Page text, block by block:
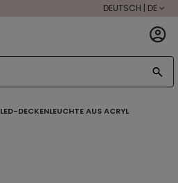
DEUTSCH | DE
LED-DECKENLEUCHTE AUS ACRYL